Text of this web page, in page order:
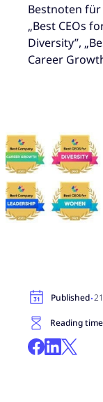
Bestnoten
„Best CEOs
Diversity”,
Career
Published·
Reading time